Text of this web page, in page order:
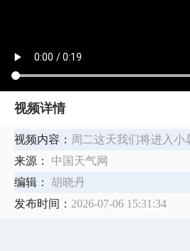
视频详情
视频内容： 周二这天我们将进入
来源：
中国天气网
编辑：
胡晓丹
发布时间： 2026-07-06 15:31:34